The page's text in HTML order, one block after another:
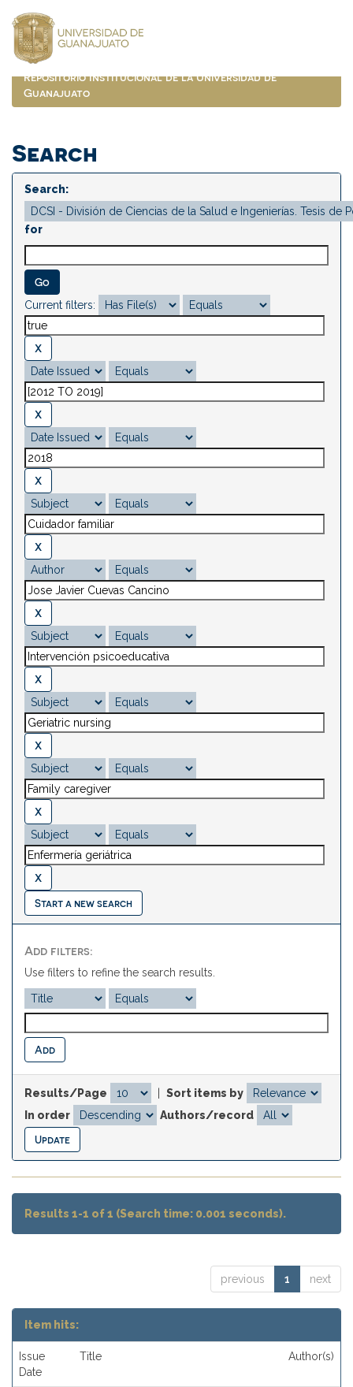
navigation
Repositorio Institucional de la Universidad de
Guanajuato
Search
Search:
for
Current filters:
Start a new search
Add filters:
Use filters to refine the search results.
Results/Page
Sort items by
In order
Authors/record
Results 1-1 of 1 (Search time: 0.001 seconds).
previous 1 next
Item hits:
Issue
Date
Title Author(s)